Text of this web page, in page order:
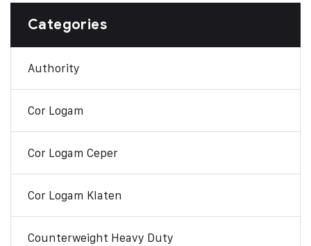
Categories
Authority
Cor Logam
Cor Logam Ceper
Cor Logam Klaten
Counterweight Heavy Duty